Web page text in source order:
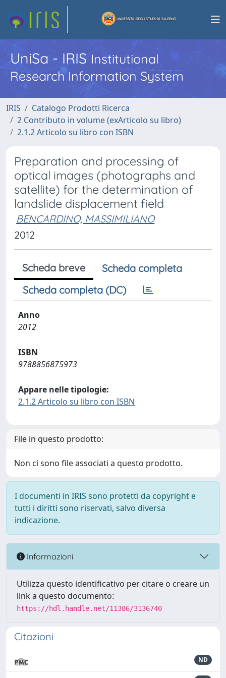
UniSa - IRISInstitutional
Research Information System
IRIS
Catalogo Prodotti Ricerca
2 Contributo in volume (exArticolo su libro)
2.1.2 Articolo su libro con ISBN
Preparation and processing of
optical images (photographs and
satellite) for the determination of
landslide displacement field
BENCARDINO, MASSIMILIANO
2012
Scheda breve
Scheda completa
Scheda completa (DC)
Anno
2012
ISBN
9788856875973
Appare nelle tipologie:
2.1.2 Articolo su libro con ISBN
File in questo prodotto:
Non ci sono file associati a questo prodotto.
I documenti in IRIS sono protetti da copyright e
tutti i diritti sono riservati, salvo diversa
indicazione.
Informazioni
Utilizza questo identificativo per citare o creare un
link a questo documento:
https://hdl.handle.net/11386/3136740
Citazioni
ND